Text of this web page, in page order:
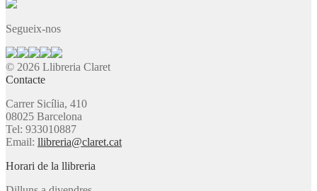
Segueix-nos
© 2026 Llibreria Claret
Contacte
Carrer Sicília, 410
08025 Barcelona
Tel: 933010887
Email: llibreria@claret.cat
Horari de la llibreria